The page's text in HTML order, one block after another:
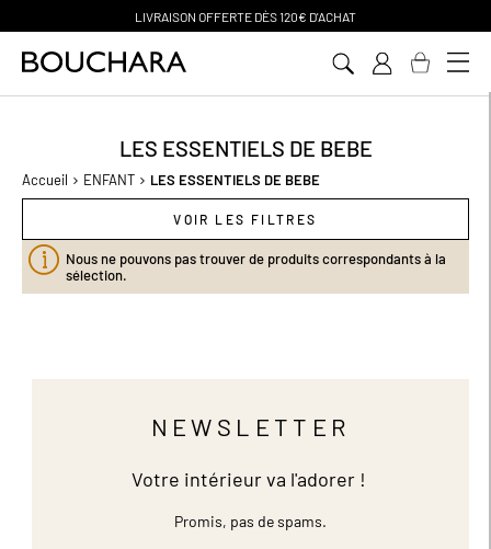
ÈS 120€ D'ACHAT
LES ESSENTIELS DE BEBE
Accueil ENFANT LES ESSENTIELS DE BEBE
VOIR LES FILTRES
Nous ne pouvons pas trouver de produits correspondants à la
sélection.
NEWSLETTER
Votre intérieur va l'adorer !
Promis, pas de spams.